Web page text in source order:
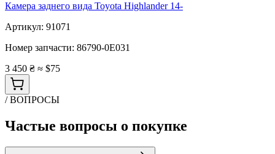
Камера заднего вида Toyota Highlander 14-
Артикул: 91071
Номер запчасти: 86790-0E031
3 450 ₴ ≈ $75
/ ВОПРОСЫ
Частые вопросы о покупке